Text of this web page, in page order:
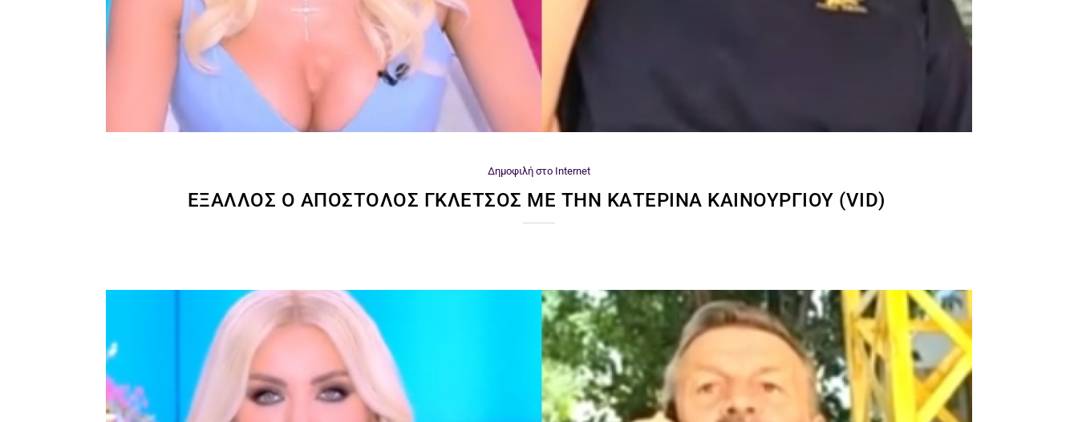
Δημοφιλή στο Internet
ΈΞΑΛΛΟΣ Ο ΑΠΌΣΤΟΛΟΣ ΓΚΛΈΤΣΟΣ ΜΕ ΤΗΝ ΚΑΤΕΡΊΝΑ ΚΑΙΝΟΎΡΓΙΟΥ (VID)